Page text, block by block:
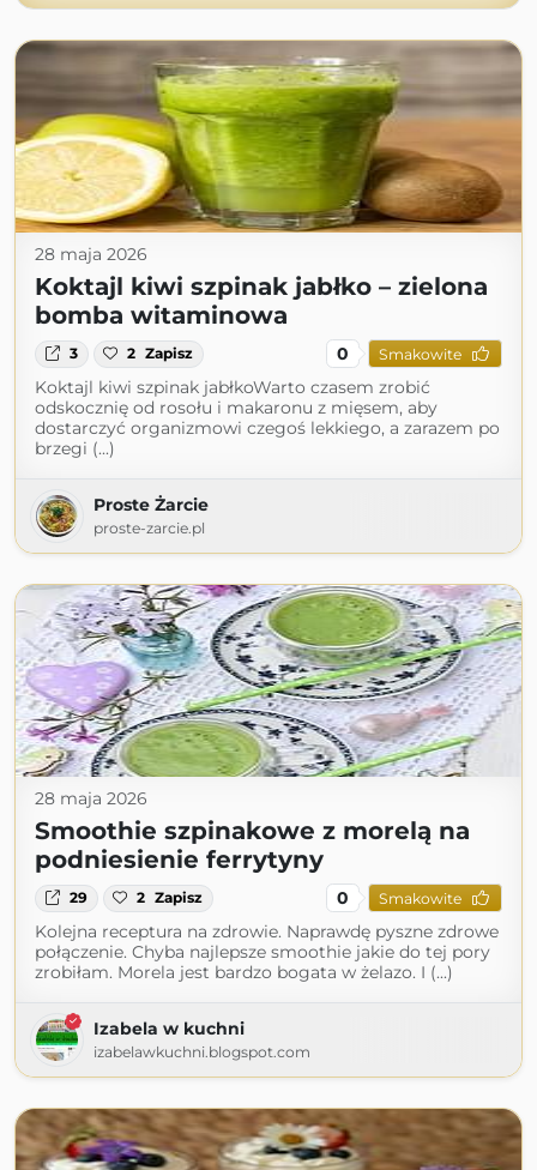
28 maja 2026
Koktajl kiwi szpinak jabłko – zielona
bomba witaminowa
3 2 Zapisz 0 Smakowite
Koktajl kiwi szpinak jabłkoWarto czasem zrobić
odskocznię od rosołu i makaronu z mięsem, aby
dostarczyć organizmowi czegoś lekkiego, a zarazem po
brzegi (...)
Proste Żarcie
proste-zarcie.pl
28 maja 2026
Smoothie szpinakowe z morelą na
podniesienie ferrytyny
29 2 Zapisz 0 Smakowite
Kolejna receptura na zdrowie. Naprawdę pyszne zdrowe
połączenie. Chyba najlepsze smoothie jakie do tej pory
zrobiłam. Morela jest bardzo bogata w żelazo. I (...)
Izabela w kuchni
izabelawkuchni.blogspot.com